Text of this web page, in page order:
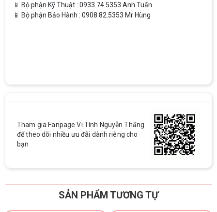
📱 Bộ phận Kỹ Thuật : 0933.74.5353 Anh Tuấn
📱 Bộ phận Bảo Hành : 0908.82.5353 Mr Hùng
Tham gia Fanpage Vi Tính Nguyễn Thắng
để theo dõi nhiều ưu đãi dành riêng cho
bạn
SẢN PHẨM TƯƠNG TỰ